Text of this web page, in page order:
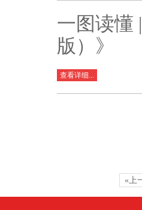
一图读懂
版）》
查看详细...
«上